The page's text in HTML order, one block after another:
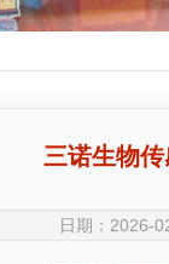
三诺生物
日期：2026-